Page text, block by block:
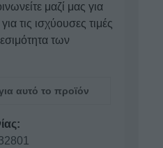
μαζί μας για
τις ισχύουσες τιμές
των
αυτό το προϊόν